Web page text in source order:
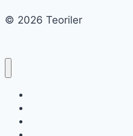
© 2026 Teoriler